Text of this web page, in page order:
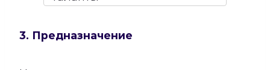
3. Предназначение